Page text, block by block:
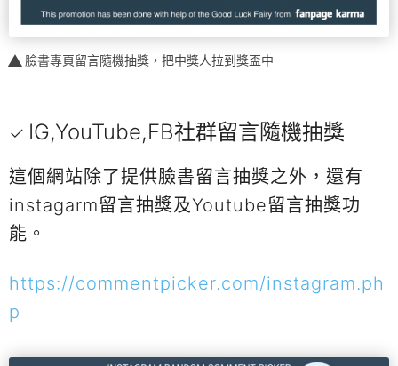
臉書專頁留言隨機抽獎，把中獎人拉到獎盃中
IG,YouTube,FB社群留言隨機抽獎
這個網站除了提供臉書留言抽獎之外，還有
instagarm留言抽獎及Youtube留言抽獎功
能。
https://commentpicker.com/instagram.ph
p